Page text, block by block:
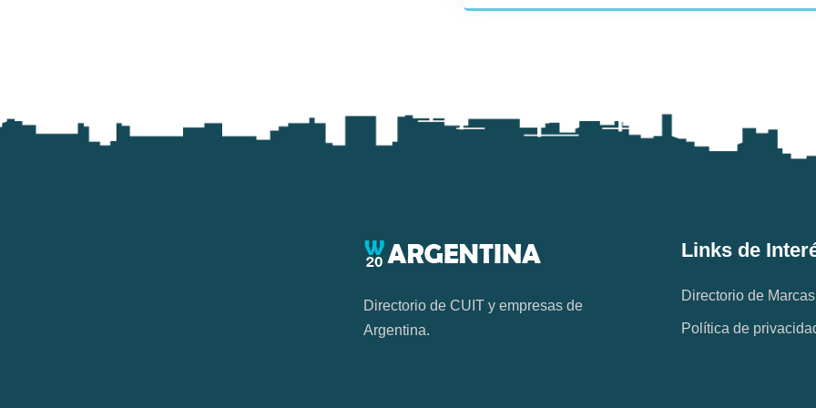
Directorio de CUIT y empresas de
Argentina.
Links de
Directorio de Marcas
Política de